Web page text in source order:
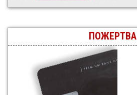
ПОЖЕРТВА